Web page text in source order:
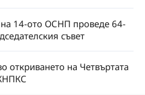
14-ото ОСНП проведе 64-
съвет
на Четвъртата